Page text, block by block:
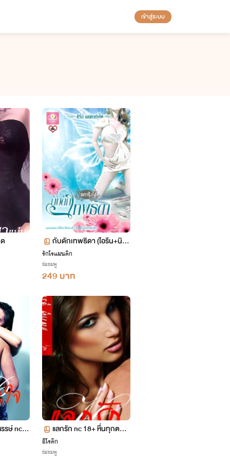
เข้าสู่ระบบ
กับดักเทพธิดา (ไอรีน+นิโค
ลัส)
รักโรแมนติก
ช่อชมพู
249 บาท
แลกรัก nc 18+ หื่นทุกตอน
แซ่บ สุดๆ🔞🔥🔥🔥💕
อีโรติก
ช่อชมพู